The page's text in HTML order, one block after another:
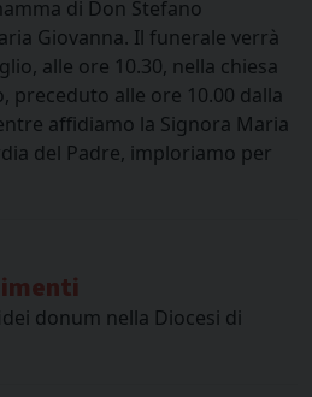
di Don Stefano
Giovanna. Il funerale verrà
alle ore 10.30, nella chiesa
preceduto alle ore 10.00 dalla
affidiamo la Signora Maria
del Padre, imploriamo per
donum nella Diocesi di